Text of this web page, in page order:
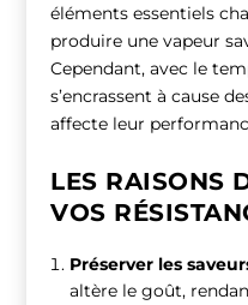
éléments essentiels
produire une vapeur
Cependant, avec le
s’encrassent à cause
affecte leur
LES RAISONS
VOS
Préserver les
altère le goût,